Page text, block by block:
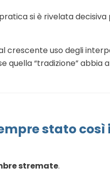
si è rivelata decisiva
crescente uso degli
quella “tradizione” abbia
stato
stremate.